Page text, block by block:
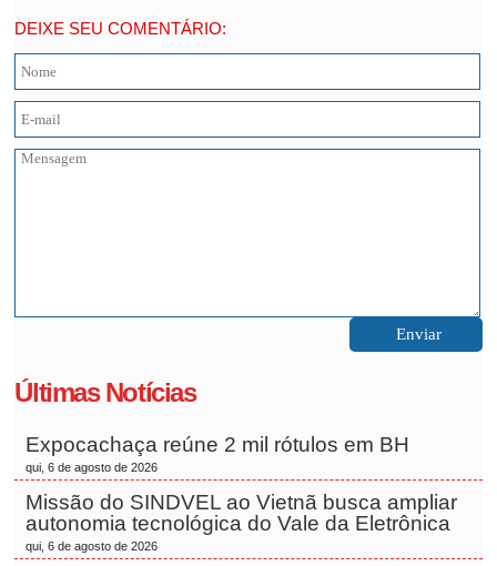
DEIXE SEU COMENTÁRIO:
Últimas Notícias
Expocachaça reúne 2 mil rótulos em BH
qui, 6 de agosto de 2026
Missão do SINDVEL ao Vietnã busca ampliar
autonomia tecnológica do Vale da Eletrônica
qui, 6 de agosto de 2026